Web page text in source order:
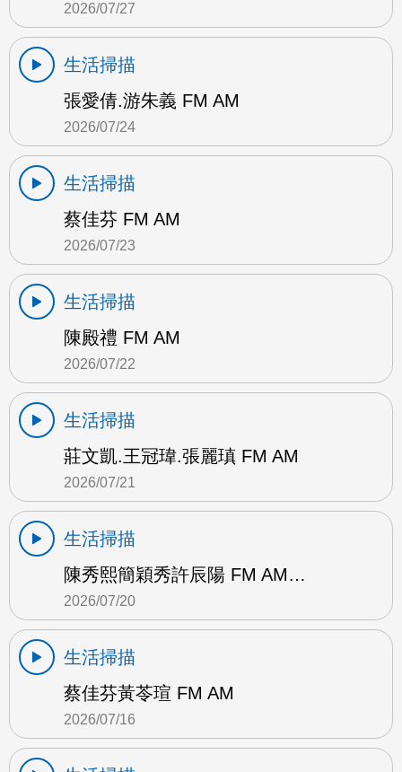
2026/07/27
生活掃描
張愛倩.游朱義 FM AM
2026/07/24
生活掃描
蔡佳芬 FM AM
2026/07/23
生活掃描
陳殿禮 FM AM
2026/07/22
生活掃描
莊文凱.王冠瑋.張麗瑱 FM AM
2026/07/21
生活掃描
陳秀熙簡穎秀許辰陽 FM AM…
2026/07/20
生活掃描
蔡佳芬黃苓瑄 FM AM
2026/07/16